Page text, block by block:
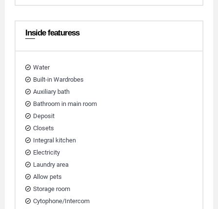
Inside featuress
Water
Built-in Wardrobes
Auxiliary bath
Bathroom in main room
Deposit
Closets
Integral kitchen
Electricity
Laundry area
Allow pets
Storage room
Cytophone/Intercom